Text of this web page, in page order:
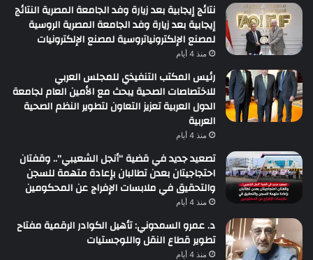
نتائج إيجابية بعد زيارة وفد الجامعة المصرية النتائج
إيجابية بعد زيارة وفد الجامعة المصرية الروسية
لمصنع الإلكترونياتروسية لمصنع الإلكترونيات
منذ 4 أيام
رئيس المكتب التنفيذي للمجلس العربي
للاختصاصات الصحية يبحث مع الأمين العام لجامعة
الدول العربية تعزيز التعاون لتطوير النظم الصحية
العربية
منذ 4 أيام
تصعيد جديد في قضية “أنجل الشعيبي”.. وقفتان
احتجاجيتان بعدن تطالبان بإعادة متهمة للسجن
والتحقيق في ملابسات الإفراج عن المحكومين
منذ 4 أيام
د. عمرو السمدوني: تأهيل الكوادر الرقمية مفتاح
تطوير قطاع النقل واللوجستيات
منذ 4 أيام